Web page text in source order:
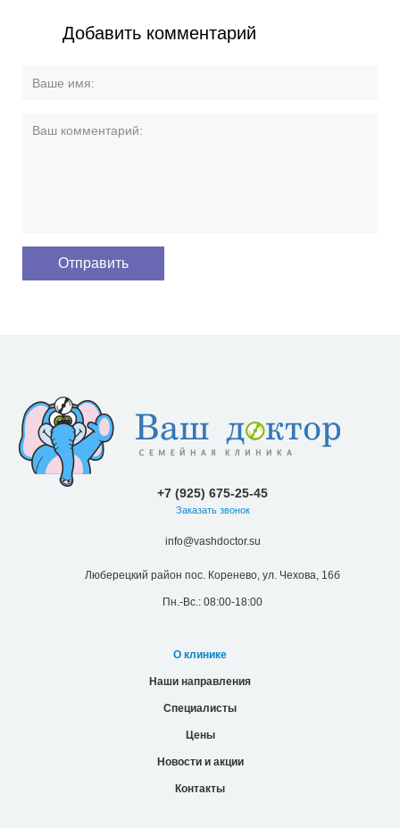
Добавить комментарий
+7 (925) 675-25-45
Заказать звонок
info@vashdoctor.su
Люберецкий район пос. Коренево, ул. Чехова, 16б
Пн.-Вс.: 08:00-18:00
О клинике
Наши направления
Специалисты
Цены
Новости и акции
Контакты